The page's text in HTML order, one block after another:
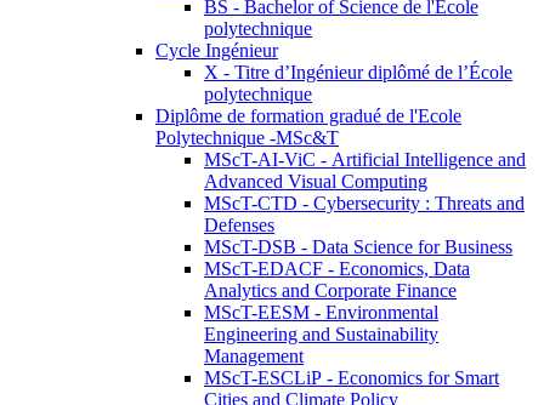
BS - Bachelor of Science de l'Ecole
polytechnique
Cycle Ingénieur
X - Titre d’Ingénieur diplômé de l’École
polytechnique
Diplôme de formation gradué de l'Ecole
Polytechnique -MSc&T
MScT-AI-ViC - Artificial Intelligence and
Advanced Visual Computing
MScT-CTD - Cybersecurity : Threats and
Defenses
MScT-DSB - Data Science for Business
MScT-EDACF - Economics, Data
Analytics and Corporate Finance
MScT-EESM - Environmental
Engineering and Sustainability
Management
MScT-ESCLiP - Economics for Smart
Cities and Climate Policy